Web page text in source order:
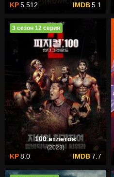
5.512 5.1
100 атлетов
(2023)
8.0 7.7
3 сезон 12 серия